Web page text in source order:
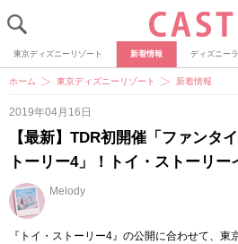
東京ディズニーリゾート 新着情報 ディズニー
ホーム 東京ディズニーリゾート 新着情報
2019年04月16日
【最新】TDR初開催「ファンタ
トーリー4」！トイ・ストーリー
Melody
『トイ・ストーリー4』の公開に合わせて、